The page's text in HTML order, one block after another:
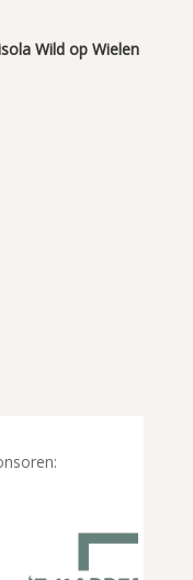
Wild op Wielen